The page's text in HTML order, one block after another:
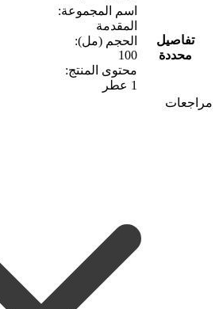
تفاصيل
محددة
اسم المجموعة:
المقدمة
الحجم (مل):
100
محتوى المنتج:
1 عطر
مراجعات